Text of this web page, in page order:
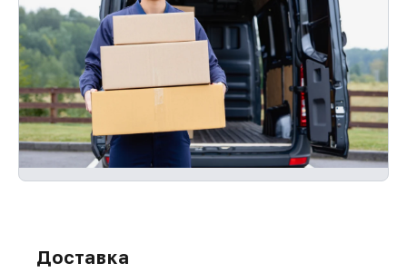
Доставка